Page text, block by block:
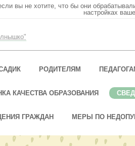
вы не хотите, что бы они
настройках
РОДИТЕЛЯМ
КАЧЕСТВА ОБРАЗОВАНИЯ
ГРАЖДАН МЕРЫ ПО